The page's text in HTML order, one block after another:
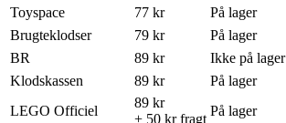
Toyspace 77 kr På lager
Brugteklodser 79 kr På lager
BR 89 kr Ikke på lager
Klodskassen 89 kr På lager
LEGO Officiel
89 kr
+ 50 kr fragt
På lager